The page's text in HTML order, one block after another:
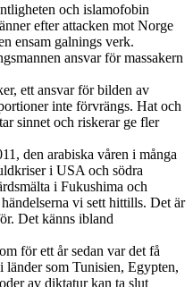
och islamofobin
efter attacken mot Norge
ensam galnings verk.
ansvar för massakern
ett ansvar för bilden av
inte förvrängs. Hat och
sinnet och riskerar ge fler
den arabiska våren i många
i USA och södra
i Fukushima och
vi sett hittills. Det är
Det känns ibland
för ett år sedan var det få
som Tunisien, Egypten,
av diktatur kan ta slut